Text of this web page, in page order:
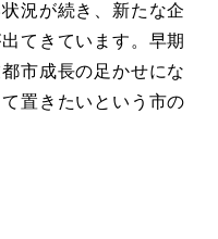
況が続き、新たな企
てきています。早期
市成長の足かせにな
置きたいという市の